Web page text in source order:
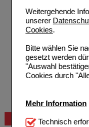
Weitergehende
unserer
Cookies.
Bitte wählen Sie
gesetzt werden
"Auswahl
Cookies durch
Mehr Information
Technisch
Technisch
Beratung und Service